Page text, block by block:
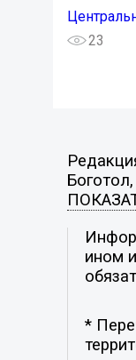
23
ином
*